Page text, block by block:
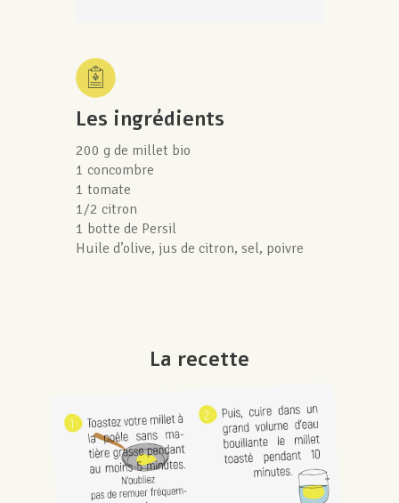
Les ingrédients
200 g de millet bio
1 concombre
1 tomate
1/2 citron
1 botte de Persil
Huile d’olive, jus de citron, sel, poivre
La recette